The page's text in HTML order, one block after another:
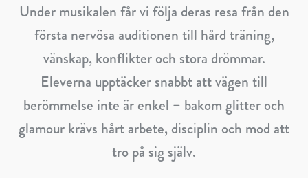
Under musikalen får vi följa deras resa från den
första nervösa auditionen till hård träning,
vänskap, konflikter och stora drömmar.
Eleverna upptäcker snabbt att vägen till
berömmelse inte är enkel – bakom glitter och
glamour krävs hårt arbete, disciplin och mod att
tro på sig själv.